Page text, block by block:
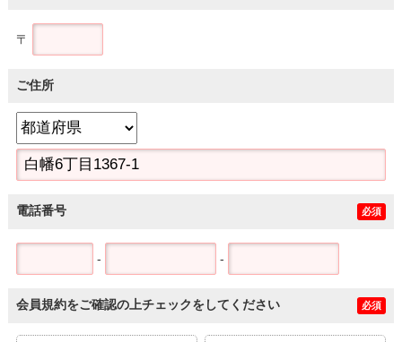
〒
ご住所
電話番号 必須
- -
会員規約をご確認の上チェックをしてください 必須